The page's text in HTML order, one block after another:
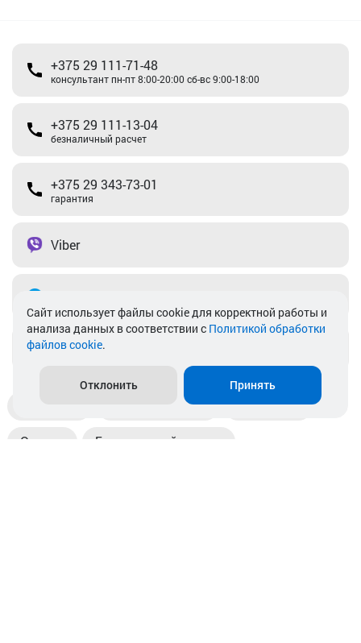
+375 29 111-71-48
консультант пн-пт 8:00-20:00 сб-вс 9:00-18:00
+375 29 111-13-04
безналичный расчет
+375 29 343-73-01
гарантия
Viber
info@akkamulik.by
Пункты выдачи Магазины
Оплата Безналичный расчет
Cайт использует файлы cookie для корректной работы и
анализа данных в соответствии с Политикой обработки
файлов cookie.
Отклонить Принять